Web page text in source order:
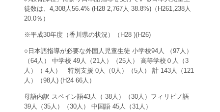
徒数は、4,308人56.4% (H28 2,767人 38.8%)（H261,238人
20.0％）
※平成30年度（香川県の状況）（H28 )(H26)
○日本語指導が必要な外国人児童生徒 小学校94人 （97人）
（64人） 中学校 49人（21人）（25人） 高等学校０人（3
人）（ 4人） 特別支援 0人（0人）（5人） 計 143人（121
人）（98人) (H24 66人）
母語内訳 スペイン語43人（ 38人）（30人）フィリピノ語
39人（35人）（30人） 中国語 45人（31人）